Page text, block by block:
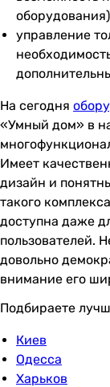
управление
На сегодня
«Умный дом» в
Имеет
дизайн и
такого
доступна даже
пользователей.
довольно
внимание его
Подбираете
Киев
Одесса
Харьков